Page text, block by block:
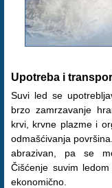
Upotreba i
Suvi led se
brzo zamrzavanje
krvi, krvne plazme i
odmašćivanja
abrazivan, pa se
Čišćenje suvim
ekonomično.